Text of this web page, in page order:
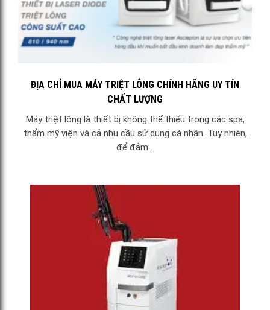
ĐỊA CHỈ MUA MÁY TRIỆT LÔNG CHÍNH HÃNG UY TÍN
CHẤT LƯỢNG
Máy triệt lông là thiết bị không thể thiếu trong các spa,
thẩm mỹ viện và cả nhu cầu sử dụng cá nhân. Tuy nhiên,
để đảm...